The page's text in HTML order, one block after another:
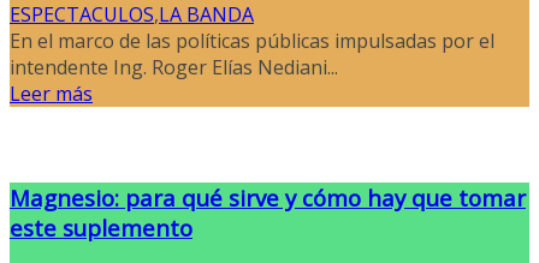
ESPECTACULOS,LA BANDA
En el marco de las políticas públicas impulsadas por el
intendente Ing. Roger Elías Nediani...
Leer más
Magnesio: para qué sirve y cómo hay que tomar
este suplemento